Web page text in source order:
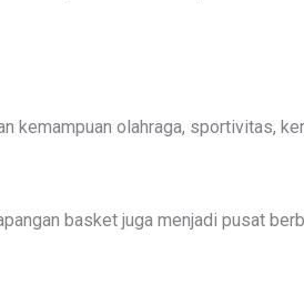
kemampuan olahraga, sportivitas,
basket juga menjadi pusat